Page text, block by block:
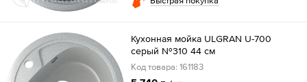
Кухонная мойка ULGRAN U-700
серый №310 44 см
Код товара: 161183